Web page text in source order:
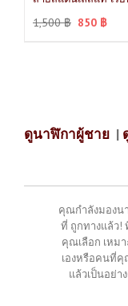
1,500฿ 850 ฿
ดูนาฬิกาผู้ชาย |
คุณกำลังมองน
ที่ ถูกทางแล้ว!
คุณเลือก เหม
เองหรือคนที่คุ
แล้วเป็นอย่